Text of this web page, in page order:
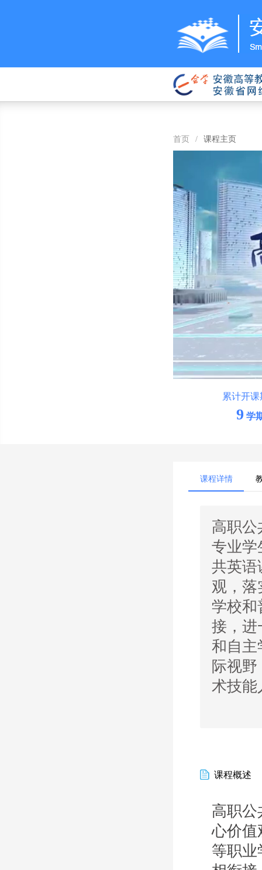
首页 / 课程主页
累计开课
9 学
课程详情
高职公
专业学
共英语
观，落
学校和
接，进
和自主
际视
术技能
课程概述
高职公
心价值
等职业